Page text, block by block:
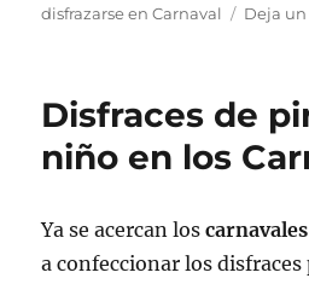
disfrazarse en Carnaval
Deja
Disfraces de
niño en los
Ya se acercan loscarnavales
a confeccionar los disfraces